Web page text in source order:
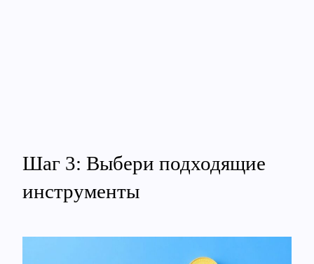
Шаг 3: Выбери подходящие
инструменты